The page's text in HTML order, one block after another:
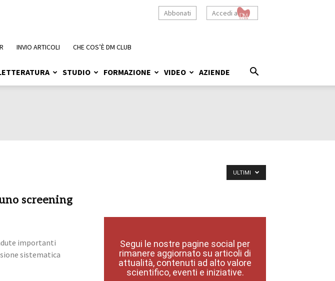
Accedi a
Abbonati
STUDIO FORMAZIONE VIDEO AZIENDE
INVIO ARTICOLI CHE COS’È DM CLUB
ULTIMI
screening
importanti
sistematica
Segui le nostre pagine social per
rimanere aggiornato su articoli di
attualità, contenuti ad alto valore
scientifico, eventi e iniziative.